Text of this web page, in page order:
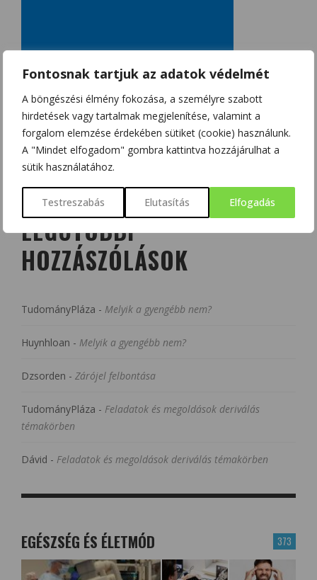
Fontosnak tartjuk az adatok védelmét
A böngészési élmény fokozása, a személyre szabott
hirdetések vagy tartalmak megjelenítése, valamint a
forgalom elemzése érdekében sütiket (cookie) használunk.
A "Mindet elfogadom" gombra kattintva hozzájárulhat a
sütik használatához.
Testreszabás Elutasítás Elfogadás
LEGUTÓBBI
HOZZÁSZÓLÁSOK
TudományPláza - Melyik a gyengébb nem?
Huynhloan - Melyik a gyengébb nem?
Dzsorden - Zárójel felbontása
TudományPláza - Feladatok és megoldások deriválás
témakörben
Dávid - Feladatok és megoldások deriválás témakörben
373
EGÉSZSÉG ÉS ÉLETMÓD